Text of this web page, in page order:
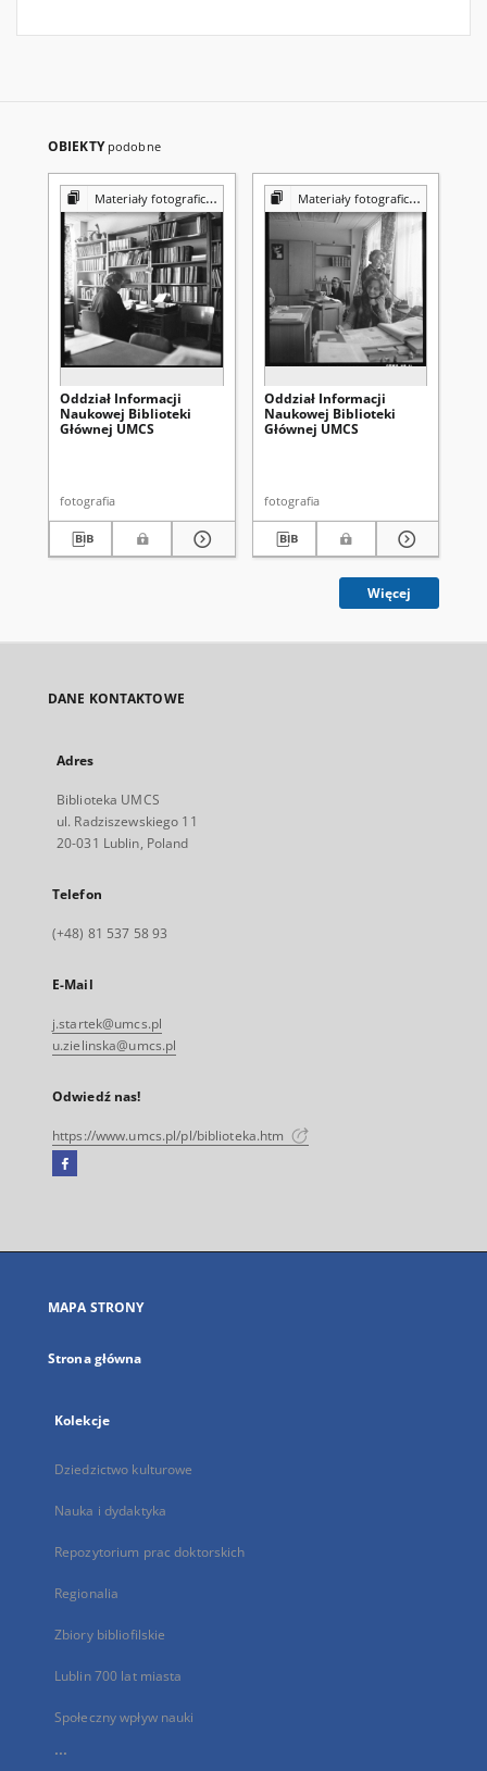
OBIEKTY podobne
Materiały fotograficzne z Pracowni Reprografii Biblioteki UMCS
Oddział Informacji
Naukowej Biblioteki
Głównej UMCS
fotografia
Materiały fotograficzne z Pracowni Reprografii Biblioteki UMCS
Oddział Informacji
Naukowej Biblioteki
Głównej UMCS
fotografia
Więcej
DANE KONTAKTOWE
Adres
Biblioteka UMCS
ul. Radziszewskiego 11
20-031 Lublin, Poland
Telefon
(+48) 81 537 58 93
E-Mail
j.startek@umcs.pl
u.zielinska@umcs.pl
Odwiedź nas!
https://www.umcs.pl/pl/biblioteka.htm
Facebook
się
karcie
MAPA STRONY
Strona główna
Kolekcje
Dziedzictwo kulturowe
Nauka i dydaktyka
Repozytorium prac doktorskich
Regionalia
Zbiory bibliofilskie
Lublin 700 lat miasta
Społeczny wpływ nauki
...